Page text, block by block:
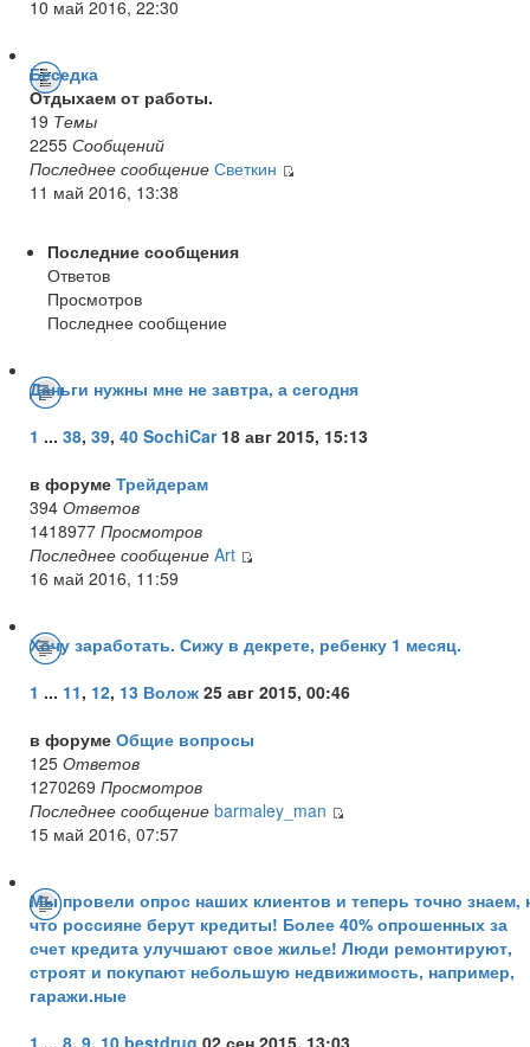
10 май 2016, 22:30
Беседка
Отдыхаем от работы.
19 Темы
2255 Сообщений
Последнее сообщение Светкин
11 май 2016, 13:38
Последние сообщения
Ответов
Просмотров
Последнее сообщение
Деньги нужны мне не завтра, а сегодня
1 ... 38, 39, 40 SochiCar18 авг 2015, 15:13
в форуме Трейдерам
394 Ответов
1418977 Просмотров
Последнее сообщение Art
16 май 2016, 11:59
Хочу заработать. Сижу в декрете, ребенку 1 месяц.
1 ... 11, 12, 13 Волож 25 авг 2015, 00:46
в форуме Общие вопросы
125 Ответов
1270269 Просмотров
Последнее сообщение barmaley_man
15 май 2016, 07:57
Мы провели опрос наших клиентов и теперь точно знаем,
что россияне берут кредиты! Более 40% опрошенных за
счет кредита улучшают свое жилье! Люди ремонтируют,
строят и покупают небольшую недвижимость, например,
гаражи.ные
1 ... 8, 9, 10 bestdrug 02 сен 2015, 13:03